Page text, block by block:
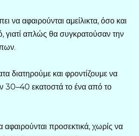
να αφαιρούνται αμείλικτα, όσο και
γιατί απλώς θα συγκρατούσαν την
διατηρούμε και φροντίζουμε να
30–40 εκατοστά το ένα από το
αφαιρούνται προσεκτικά, χωρίς να